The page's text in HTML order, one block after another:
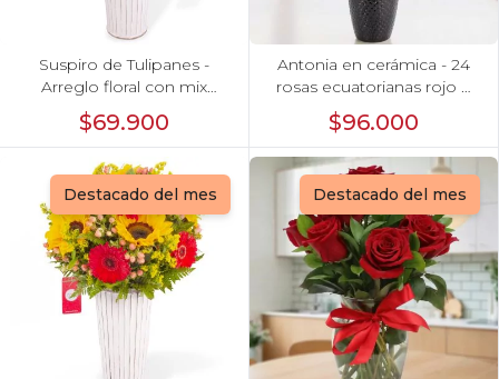
Suspiro de Tulipanes -
Arreglo floral con mix
multicolor de 30 tulipanes
$69.900
Antonia en cerámica - 24
rosas ecuatorianas rojo e
hypericum
$96.000
Destacado del mes Destacado del mes